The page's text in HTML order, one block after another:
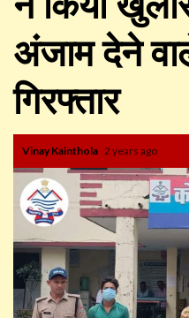
अंजाम देने
गिरफ्तार
Vinay Kainthola 2 years ago